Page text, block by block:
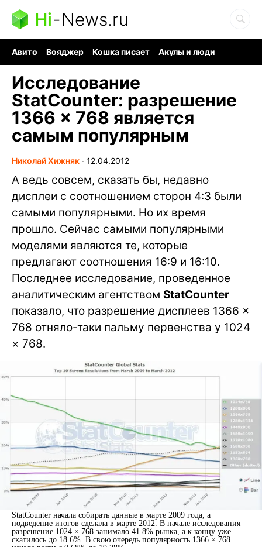
Hi-News.ru
Авито Вояджер Кошка писает
Акулы и люди
Исследование
StatCounter: разрешение
1366 × 768 является
самым популярным
Николай Хижняк ∙ 12.04.2012
А ведь совсем, сказать бы, недавно
дисплеи с соотношением сторон 4:3 были
самыми популярными. Но их время
прошло. Сейчас самыми популярными
моделями являются те, которые
предлагают соотношения 16:9 и 16:10.
Последнее исследование, проведенное
аналитическим агентством StatCounter
показало, что разрешение дисплеев 1366 ×
768 отняло-таки пальму первенства у 1024
× 768.
StatCounter начала собирать данные в марте 2009 года, а
подведение итогов сделала в марте 2012. В начале исследования
разрешение 1024 × 768 занимало 41.8% рынка, а к концу уже
скатилось до 18.6%. В свою очередь популярность 1366 × 768